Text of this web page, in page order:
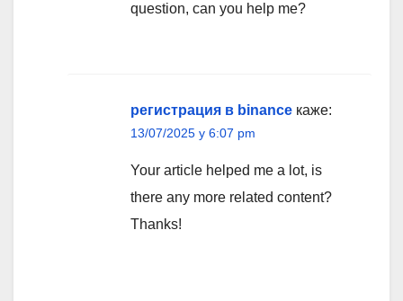
question, can you help me?
регистрация в binance каже:
13/07/2025 у 6:07 pm
Your article helped me a lot, is
there any more related content?
Thanks!